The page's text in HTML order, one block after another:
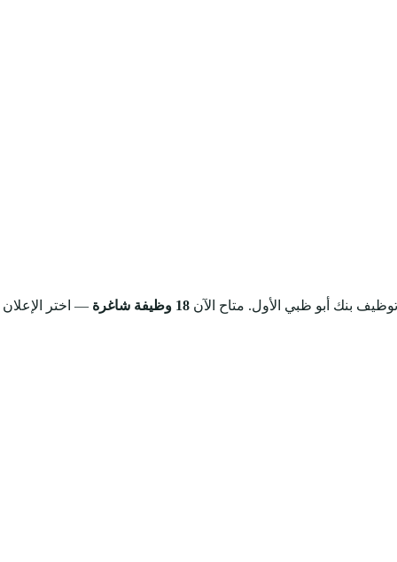
بنك أبو ظبي الأول. متاح الآن 18 وظيفة شاغرة
— اختر الإعلان